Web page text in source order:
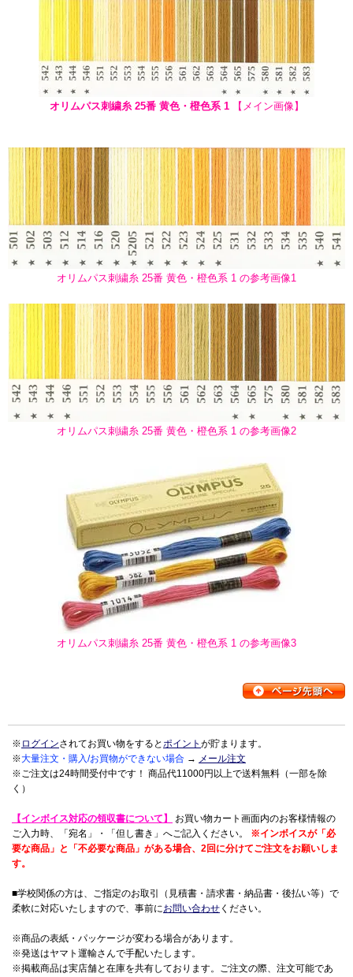
オリムパス刺繍糸 25番 黄色・橙色系 1【メイン画像】
オリムパス刺繍糸 25番 黄色・橙色系 1 の参考画像1
オリムパス刺繍糸 25番 黄色・橙色系 1 の参考画像2
オリムパス刺繍糸 25番 黄色・橙色系 1 の参考画像3
※ ログインされてお買い物をするとポイント が貯まります。
※大量注文・購入/お買物ができない場合 → メール注文
※ご注文は24時間受付中です！ 商品代11000円以上で送料無料（一部を除
く）
【インボイス対応の領収書について】
お買い物カート画面内のお客様情報の
ご入力時、「宛名」・「但し書き」へご記入ください。 ※インボイスが「必
要な商品」と「不必要な商品」がある場合、2回に分けてご注文をお願いしま
す。
■学校関係の方は、ご指定のお取引（見積書・請求書・納品書・後払い等）で
柔軟に対応いたしますので、事前にお問い合わせ ください。
※商品の表紙・パッケージが変わる場合があります。
※発送はヤマト運輸さんで手配いたします。
※掲載商品は実店舗と在庫を共有しております。ご注文の際、注文可能であ